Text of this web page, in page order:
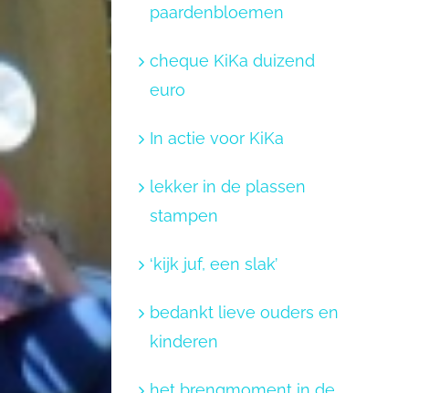
paardenbloemen
cheque KiKa duizend
euro
In actie voor KiKa
lekker in de plassen
stampen
‘kijk juf, een slak’
bedankt lieve ouders en
kinderen